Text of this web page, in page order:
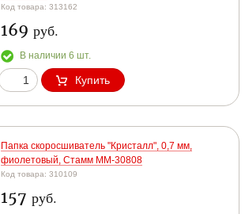
Код товара: 313162
169 руб.
В наличии 6 шт.
Купить
Папка скоросшиватель "Кристалл", 0,7 мм,
фиолетовый, Стамм ММ-30808
Код товара: 310109
157 руб.